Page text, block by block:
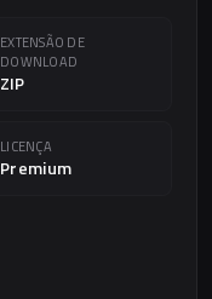
EXTENSÃO DE
DOWNLOAD
ZIP
LICENÇA
Premium